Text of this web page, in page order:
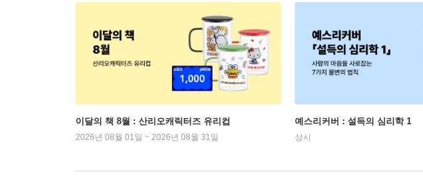
이달의 책 8월 : 산리오캐릭터즈 유리컵
2026년 08월 01일 ~ 2026년 08월 31일
예스리커버 : 설득의 심리학 1
상시